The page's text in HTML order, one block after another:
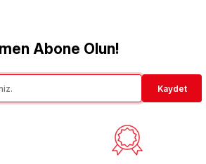
teşekkür ederiz.
veya görüntülenemiyor.
daha pahalı.
Abone Olun!
Kaydet